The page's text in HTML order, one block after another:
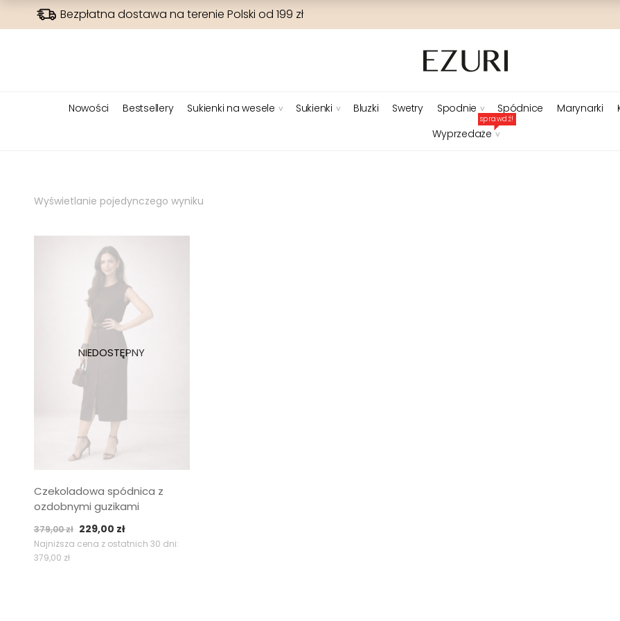
Bezpłatna dostawa na terenie Polski od 199 zł
Nowości Bestsellery Sukienki na wesele Sukienki Bluzki Swetry Spodnie Spódnice Marynarki
Wyprzedaże
sprawdź!
Wyświetlanie pojedynczego wyniku
Czekoladowa spódnica z
ozdobnymi guzikami
379,00zł Pierwotna
cena
229,00 złAktualna
cena
Najniższa cena z ostatnich 30 dni:
379,00 zł